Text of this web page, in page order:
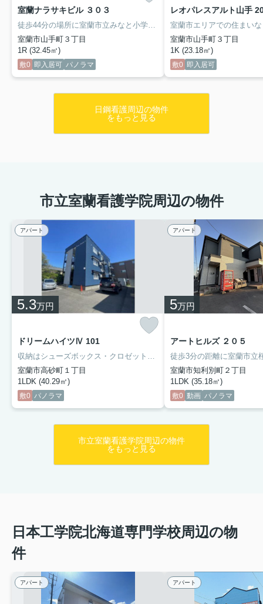
室蘭ナラサキビル ３０３
徒歩44分の場所に室蘭市立みなと小学校があります。収納はクロゼット・シューズボックスなど豊富なので、広々と空間を利用することも可能です。宅配ボックスは時間を問わず荷物を受け取ることができるので、自宅に不在でも再配達依頼をする必要がなくなります。独立洗面台が付いているので床が水で濡れたり鏡が曇ったりしにくく、清潔な状態を保ちやすくなっております。
室蘭市山手町３丁目
1R (32.45㎡)
敷0 即入居可 パノラマ
レオパレスアルト山手
室蘭市山手町３丁目
1K (23.18㎡)
敷0 即入居可
日鋼看護周辺の物件
をもっと見る
市立室蘭看護学院周辺の物件
アパート
5.3万円
ドリームハイツⅣ 101
収納はシューズボックス・クロゼットなどが備え付けられているので、衣類や日用品の収納に重宝します。来客時にはTVインターホンで訪問者の顔を確認することができます。独立洗面台なので床が水で濡れたり鏡が曇ったりしにくく、清潔な状態を保ちやすくなっております。入居時からインターネット環境が整っているため、ネット回線の工事がいらず面識がない人を家に招きたくないと考えている方にもおすすめです。
室蘭市高砂町１丁目
1LDK (40.29㎡)
敷0 パノラマ
アパート
5万円
アートヒルズ ２０５
室蘭市知利別町２丁目
1LDK (35.18㎡)
敷0 動画 パノラマ
市立室蘭看護学院周辺の物件
をもっと見る
日本工学院北海道専門学校周辺の物
件
アパート アパート